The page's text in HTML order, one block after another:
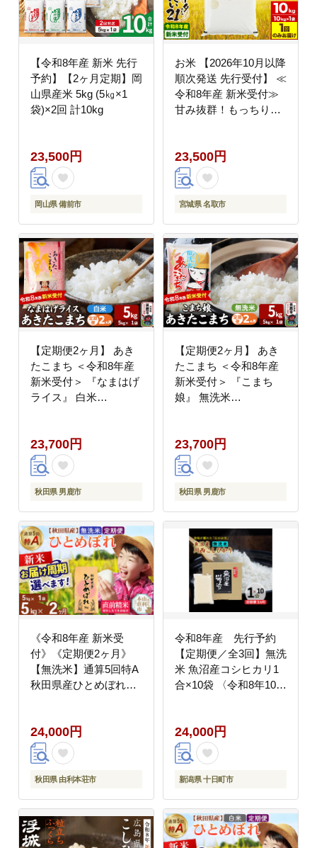
【令和8年産 新米 先行
予約】【2ヶ月定期】岡
山県産米 5kg (5㎏×1
袋)×2回 計10kg
23,500円
岡山県 備前市
お米 【2026年10月以降
順次発送 先行受付】 ≪
令和8年産 新米受付≫
甘み抜群！もっちり食
[ラ・ファータ ゆうだい
21 ブランド米 お米 白
米 精米 米どころ 宮城]
23,500円
宮城県 名取市
【定期便2ヶ月】 あき
たこまち ＜令和8年産
新米受付＞ 『なまはげ
ライス』 白米
こめ コメ 白米 あきた
こまち 秋田県 男鹿市]
23,700円
秋田県 男鹿市
【定期便2ヶ月】 あき
たこまち ＜令和8年産
新米受付＞ 『こまち
娘』 無洗米
こめ コメ 無洗米 あき
たこまち 秋田県 男鹿
市]
23,700円
秋田県 男鹿市
《令和8年産 新米受
付》《定期便2ヶ月》
【無洗米】通算5回特A
秋田県産ひとめぼれ
OK お米 米 こめ 藤岡農
産 [米 無洗米 白米 特A
精米 秋田県 東北 お米
ひとめぼれ 小袋 小分け
すすめ]
24,000円
秋田県 由利本荘市
令和8年産 先行予約
【定期便／全3回】無洗
米 魚沼産コシヒカリ1
合×10袋 〈令和8年10月
24,000円
新潟県 十日町市